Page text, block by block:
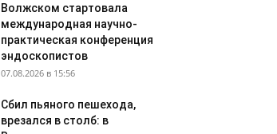
Волжском стартовала
международная научно-
практическая конференция
эндоскопистов
07.08.2026 в 15:56
Сбил пьяного пешехода,
врезался в столб: в